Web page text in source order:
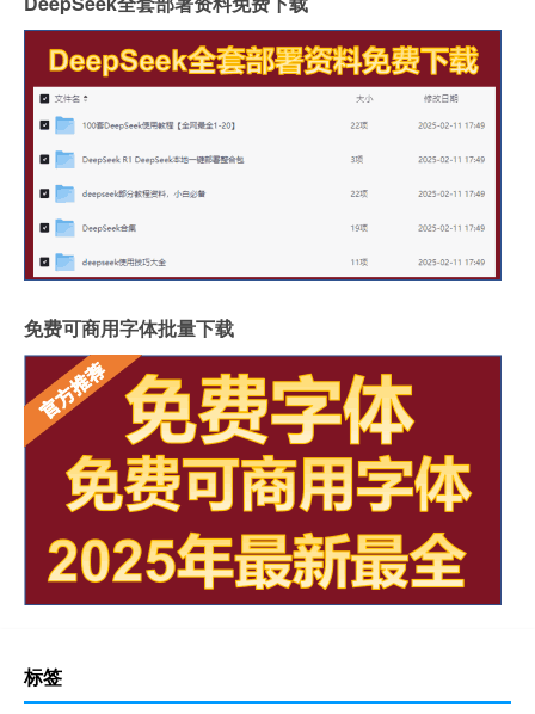
免费可商用字体批量下载
标签